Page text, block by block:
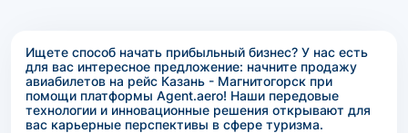
Ищете способ начать прибыльный бизнес? У нас есть
для вас интересное предложение: начните продажу
авиабилетов на рейс Казань - Магнитогорск при
помощи платформы Agent.aero! Наши передовые
технологии и инновационные решения открывают для
вас карьерные перспективы в сфере туризма.